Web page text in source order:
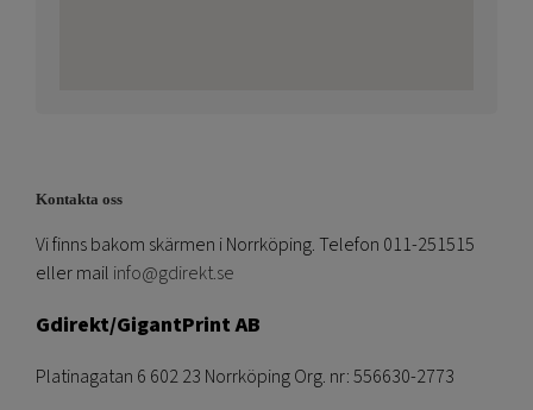
Kontakta oss
Vi finns bakom skärmen i Norrköping. Telefon 011-251515
eller mail info@gdirekt.se
Gdirekt/GigantPrint AB
Platinagatan 6 602 23 Norrköping Org. nr: 556630-2773